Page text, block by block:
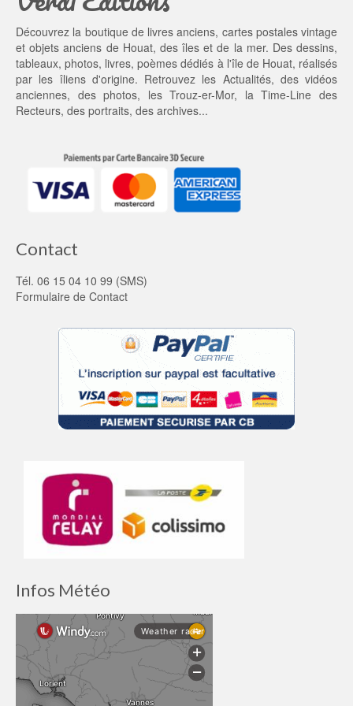
0,
0
0 €.
Découvrez la boutique de livres anciens, cartes postales vintage
et objets anciens de Houat, des îles et de la mer. Des dessins,
tableaux, photos, livres, poèmes dédiés à l'île de Houat, réalisés
par les îliens d'origine. Retrouvez les Actualités, des vidéos
anciennes, desphotos, lesTrouz-er-Mor, laTime-Line des
Recteurs, des portraits, des archives...
Contact
Tél. 06 15 04 10 99 (SMS)
Formulaire de Contact
Infos Météo